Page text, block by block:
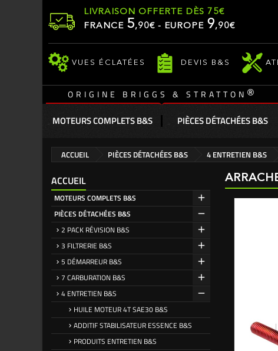
LIVRAISON OFFERTE DÈS 75€
FRANCE 5,90€ - EUROPE 9,90€
VUES ÉCLATÉES DEVIS B&S
ORIGINE BRIGGS & STRATTON ®
MOTEURS COMPLETS B&S PIÈCES DÉTACHÉES B&S
ACCUEIL PIÈCES DÉTACHÉES B&S 4 ENTRETIEN B&S
ACCUEIL
MOTEURS COMPLETS B&S
PIÈCES DÉTACHÉES B&S
2 PACK RÉVISION B&S
3 FILTRERIE B&S
5 DÉMARREUR B&S
7 CARBURATION B&S
4 ENTRETIEN B&S
HUILE MOTEUR 4T SAE30 B&S
ADDITIF STABILISATEUR ESSENCE B&S
PRODUITS ENTRETIEN B&S